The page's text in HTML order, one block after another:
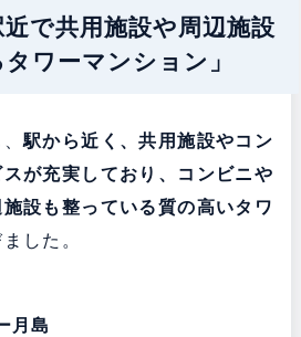
で共用施設や周辺施設
ワーマンション」
、駅から近く、共用施設やコン
が充実しており、コンビニや
設も整っている質の高いタワ
した。
月島